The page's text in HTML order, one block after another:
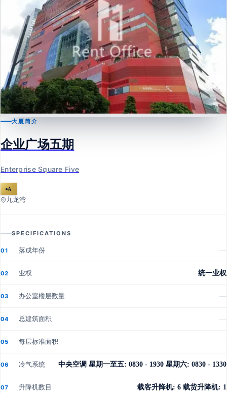
企业广场五期
Enterprise Square Five
大厦简介
企业广场五期
Enterprise Square Five
A
九龙湾
SPECIFICATIONS
01 落成年份 —
02 业权 统一业权
03 办公室楼层数量 —
04 总建筑面积 —
05 每层标准面积 —
06 冷气系统 中央空调 星期一至五: 0830 - 1930 星期六: 0830 - 1330
07 升降机数目 载客升降机: 6 载货升降机: 1